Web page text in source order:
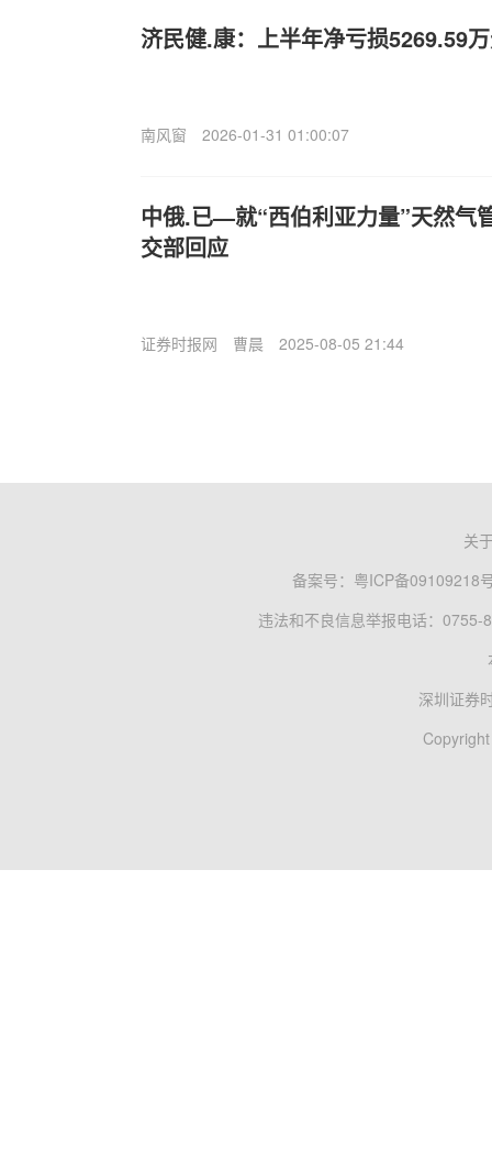
济民健.康：上半年净亏损5269.59
南风窗 2026-01-31 01:00:07
中俄.已—就“西伯利亚力量”天然气
交部回应
证券时报网 曹晨 2025-08-05 21:44
关
备案号： 粤ICP备09109218
违法和不良信息举报电话：0755-
深圳证券